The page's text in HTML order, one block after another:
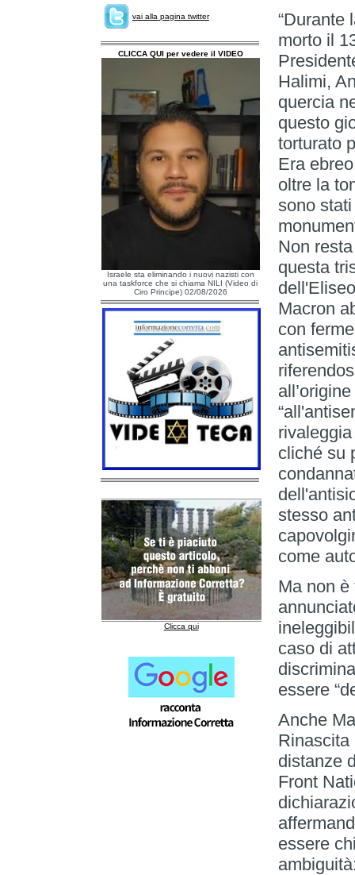
vai alla pagina twitter
CLICCA QUI per vedere il VIDEO
Israele sta eliminando i nuovi nazisti con
una taskforce che si chiama NILI (Video di
Ciro Principe) 02/08/2026
Clicca qui
“Durante
morto il
Halimi,
quercia
questo
torturato
Era
oltre la
sono
Non
questa
Macron
con
cliché su
stesso
come
Ma non
caso di
essere
Anche
Rinascita
distanze
Front
essere